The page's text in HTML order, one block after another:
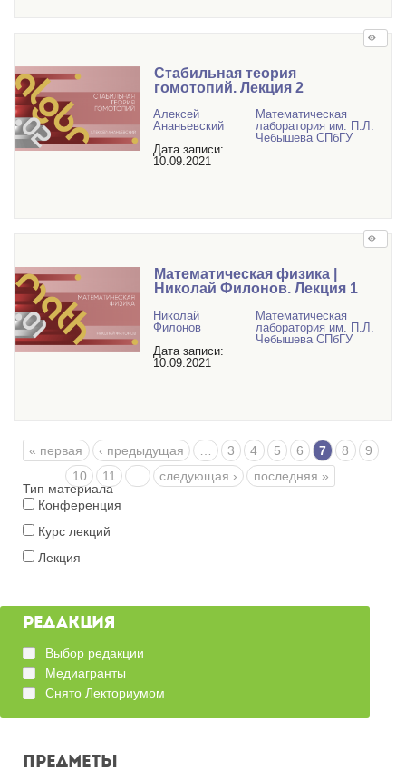
Стабильная теория
гомотопий. Лекция 2
Алексей
Ананьевский
Дата записи:
10.09.2021
Математичеcкая
лаборатория им. П.Л.
Чебышева СПбГУ
Математическая физика |
Николай Филонов. Лекция 1
Николай
Филонов
Дата записи:
10.09.2021
Математичеcкая
лаборатория им. П.Л.
Чебышева СПбГУ
Страницы
« первая ‹ предыдущая 3 4 5 6 7 8
9
10
11 следующая ›
последняя »
Тип материала
Конференция
Курс лекций
Лекция
Редакция
Выбор редакции
Медиагранты
Снято Лекториумом
Предметы